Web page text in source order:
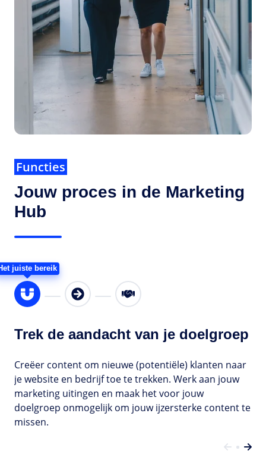
Functies
Jouw proces in de Marketing
Hub
juiste bereik
Trek de aandacht van je doelgroep
Creëer content om nieuwe (potentiële) klanten naar
je website en bedrijf toe te trekken. Werk aan jouw
marketing uitingen en maak het voor jouw
doelgroep onmogelijk om jouw ijzersterke content te
missen.